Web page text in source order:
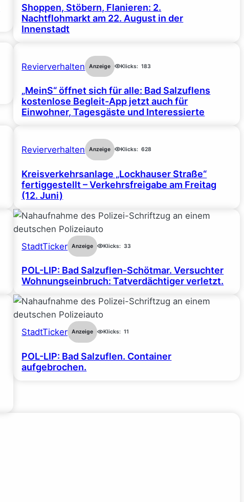
Shoppen, Stöbern, Flanieren: 2.
Nachtflohmarkt am 22. August in der
Innenstadt
Revierverhalten Anzeige Klicks: 183
„MeinS“ öffnet sich für alle: Bad Salzuflens
kostenlose Begleit-App jetzt auch für
Einwohner, Tagesgäste und Interessierte
Revierverhalten Anzeige Klicks: 628
Kreisverkehrsanlage „Lockhauser Straße“
fertiggestellt – Verkehrsfreigabe am Freitag
(12. Juni)
StadtTicker Anzeige Klicks: 33
POL-LIP: Bad Salzuflen-Schötmar. Versuchter
Wohnungseinbruch: Tatverdächtiger verletzt.
StadtTicker Anzeige Klicks: 11
POL-LIP: Bad Salzuflen. Container
aufgebrochen.